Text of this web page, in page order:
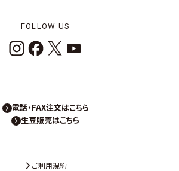
FOLLOW US
電話・FAX注文はこちら
生豆販売はこちら
ご利用規約